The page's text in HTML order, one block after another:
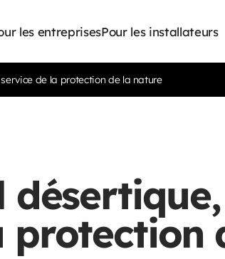
les entreprisesPour les installateurs
service de la protection de la nature
protection